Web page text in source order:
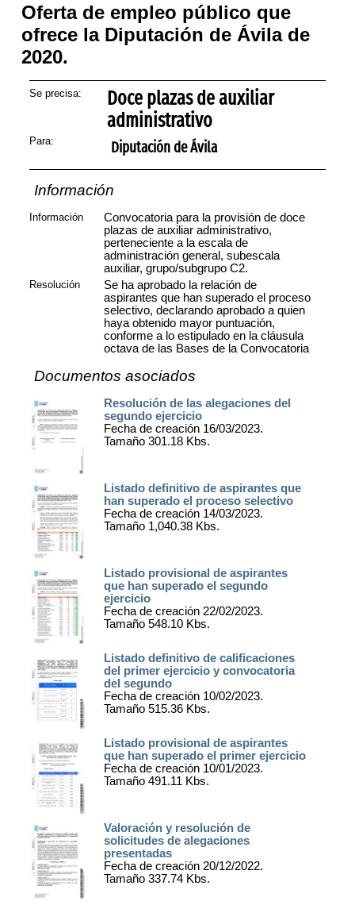
Oferta de empleo público que
ofrece la Diputación de Ávila de
2020.
Se precisa:
Doce plazas de auxiliar
administrativo
Para: Diputación de Ávila
Información
Información
Convocatoria para la provisión de doce
plazas de auxiliar administrativo,
perteneciente a la escala de
administración general, subescala
auxiliar, grupo/subgrupo C2.
Resolución
Se ha aprobado la relación de
aspirantes que han superado el proceso
selectivo, declarando aprobado a quien
haya obtenido mayor puntuación,
conforme a lo estipulado en la cláusula
octava de las Bases de la Convocatoria
Documentos asociados
Resolución de las alegaciones del
segundo ejercicio
Fecha de creación 16/03/2023.
Tamaño 301.18 Kbs.
Listado definitivo de aspirantes que
han superado el proceso selectivo
Fecha de creación 14/03/2023.
Tamaño 1,040.38 Kbs.
Listado provisional de aspirantes
que han superado el segundo
ejercicio
Fecha de creación 22/02/2023.
Tamaño 548.10 Kbs.
Listado definitivo de calificaciones
del primer ejercicio y convocatoria
del segundo
Fecha de creación 10/02/2023.
Tamaño 515.36 Kbs.
Listado provisional de aspirantes
que han superado el primer ejercicio
Fecha de creación 10/01/2023.
Tamaño 491.11 Kbs.
Valoración y resolución de
solicitudes de alegaciones
presentadas
Fecha de creación 20/12/2022.
Tamaño 337.74 Kbs.